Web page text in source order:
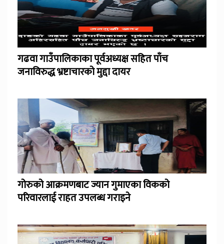
गढवा गाउँपालिकाका पूर्वअध्यक्ष सहित पाँच
जनाविरुद्ध भ्रष्टाचारको मुद्दा दायर
गोरुको आक्रमणबाट ज्यान गुमाएका विकको
परिवारलाई राहत उपलब्ध गराइने